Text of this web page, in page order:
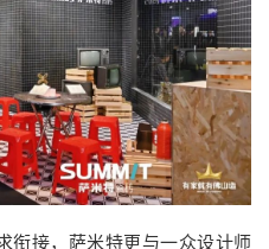
衔接，萨米特更与一众设计师